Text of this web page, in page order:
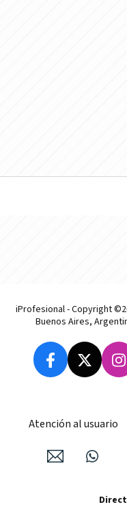
iProfesional - Copyright
Buenos Aires,
Atención al usuario